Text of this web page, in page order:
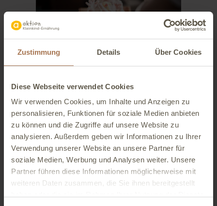
Zustimmung Details Über Cookies
Diese Webseite verwendet Cookies
Wir verwenden Cookies, um Inhalte und Anzeigen zu
personalisieren, Funktionen für soziale Medien anbieten
zu können und die Zugriffe auf unsere Website zu
analysieren. Außerdem geben wir Informationen zu Ihrer
Verwendung unserer Website an unsere Partner für
soziale Medien, Werbung und Analysen weiter. Unsere
Partner führen diese Informationen möglicherweise mit
weiteren Daten zusammen, die Sie ihnen bereitgestellt
BABYERNÄHRUNG ERNÄHRUNG
Baby-led Weaning: Was ist
das und wie läuft der Start?
Baby-led Weaning - was genau ist das?
Wir erklären dir das Wichtigste zu
diesem Konzept der beikost für dein
Baby. Entdecke die Vor- und Nachteile im
Überblick!…
12. September 2024